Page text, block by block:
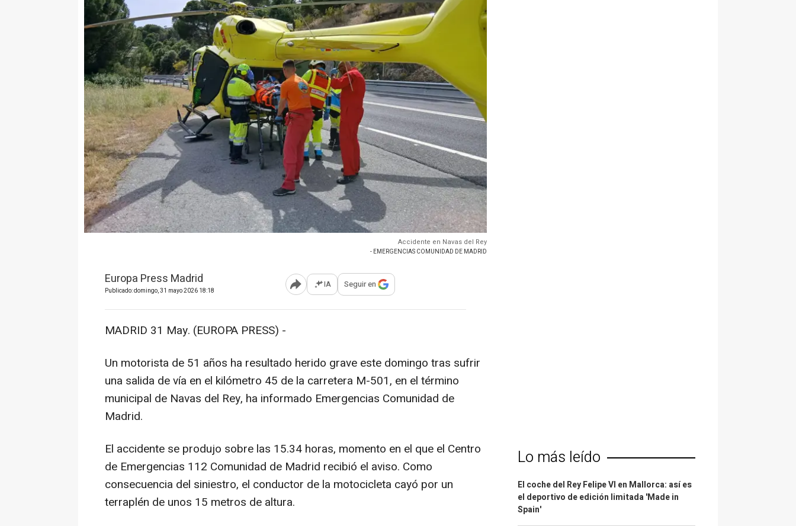
Accidente en Navas del Rey
- EMERGENCIAS COMUNIDAD DE MADRID
Europa Press Madrid
Publicado: domingo, 31 mayo 2026 18:18 Abrir opciones para compartir
IA Seguir en
MADRID 31 May. (EUROPA PRESS) -
Un motorista de 51 años ha resultado herido grave este domingo tras sufrir
una salida de vía en el kilómetro 45 de la carretera M-501, en el término
municipal de Navas del Rey, ha informado Emergencias Comunidad de
Madrid.
El accidente se produjo sobre las 15.34 horas, momento en el que el Centro
de Emergencias 112 Comunidad de Madrid recibió el aviso. Como
consecuencia del siniestro, el conductor de la motocicleta cayó por un
terraplén de unos 15 metros de altura.
Lo más leído
El coche del Rey Felipe VI en Mallorca: así es
el deportivo de edición limitada 'Made in
Spain'